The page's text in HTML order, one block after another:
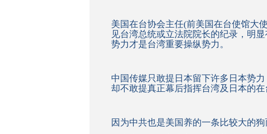
美国在台协会主任(前美国在台使馆大
见台湾总统或立法院院长的纪录，明
势力才是台湾重要操纵势力。
中国传媒只敢提日本留下许多日本势
却不敢提真正幕后指挥台湾及日本的在
因为中共也是美国养的一条比较大的狗